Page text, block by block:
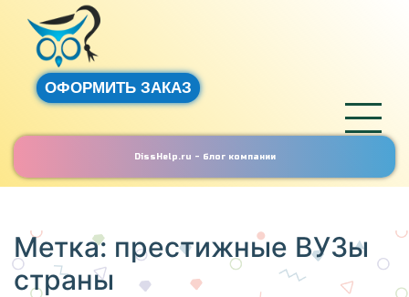
ОФОРМИТЬ ЗАКАЗ
DissHelp.ru - блог компании
Метка: престижные ВУЗы
страны